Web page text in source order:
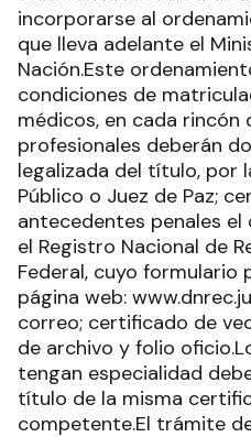
incorporarse al
que lleva adelante el
Nación.Este
condiciones de
médicos, en cada rincón
profesionales deberán
legalizada del título, por
Público o Juez de Paz;
antecedentes penales
el Registro Nacional de
Federal, cuyo formulario
página web:
correo; certificado de
de archivo y folio
tengan especialidad
título de la misma
competente.El trámite